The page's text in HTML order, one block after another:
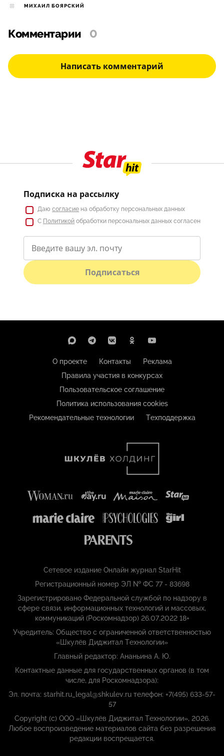
МИХАИЛ БОЯРСКИЙ
Комментарии 0
Написать комментарий
Подписка на рассылку
Даю согласие на обработку персональных данных
С Политикой обработки персональных данных согласен
Подписаться
О проекте Контакты
Реклама
Правила участия в конкурсах
Пользовательское соглашение
Политика использования cookies
Рекомендательные технологии
Техподдержка
Сетевое издание Онлайн журнал StarHit
Регистрационный номер ЭЛ № ФС 77 - 83698
Зарегистрировано Федеральной службой по надзору в
сфере связи, информационных технологий и массовых,
коммуникаций (Роскомнадзор) 26.07.2022 18+
Учредитель: Общество с ограниченной ответственностью
«Шкулёв Диджитал Технологии»
Главный редактор: Ананьина А. Ю.
Контактные данные для государственных органов (в том
числе, для Роскомнадзора):
Эл. почта: starhit.ru_legal@shkulev.ru телефон: +7(495) 633-57-
57
Copyright (с) ООО «Шкулёв Диджитал Технологии», 2026.
Любое воспроизведение материалов сайта без разрешения
редакции воспрещается.